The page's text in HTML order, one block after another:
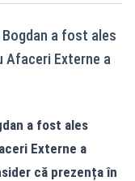
a fost ales
Afaceri Externe a
a fost ales
Externe a
că prezența în